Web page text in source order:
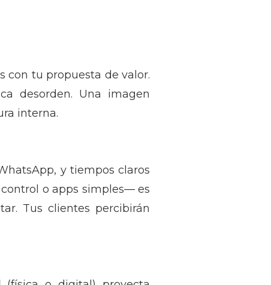
con tu propuesta de valor.
desorden. Una imagen
interna.
y tiempos claros
o apps simples— es
Tus clientes percibirán